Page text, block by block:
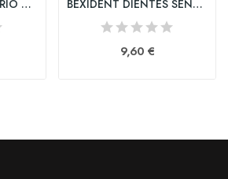
BUCOMED COLUTORIO DIENTES SENSIBLES 1 BOTELLA... BEXIDENT DIENTES SENSIBLES COLUTORIO 1 ENVASE...
9,60 €